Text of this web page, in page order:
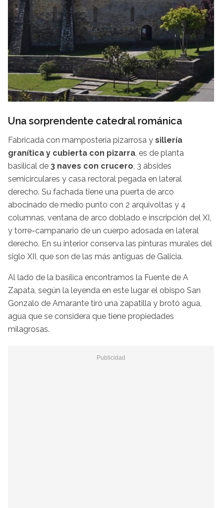
Una sorprendente catedral románica
Fabricada con mampostería pizarrosa y sillería
granítica y cubierta con pizarra, es de planta
basilical de 3 naves con crucero, 3 ábsides
semicirculares y casa rectoral pegada en lateral
derecho. Su fachada tiene una puerta de arco
abocinado de medio punto con 2 arquivoltas y 4
columnas, ventana de arco doblado e inscripción del XI,
y torre-campanario de un cuerpo adosada en lateral
derecho. En su interior conserva las pinturas murales del
siglo XII, que son de las más antiguas de Galicia.
Al lado de la basílica encontramos la Fuente de A
Zapata, según la leyenda en este lugar el obispo San
Gonzalo de Amarante tiró una zapatilla y brotó agua,
agua que se considera que tiene propiedades
milagrosas.